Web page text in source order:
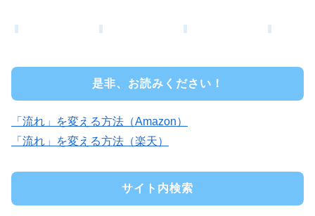
是非、お読みください！
「流れ」を変える方法（Amazon）
「流れ」を変える方法（楽天）
サイト内検索